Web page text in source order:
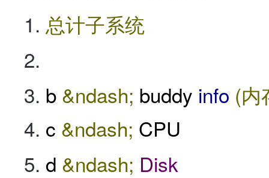
总计子系统
b &ndash; buddy info (内
c &ndash; CPU
d &ndash; Disk